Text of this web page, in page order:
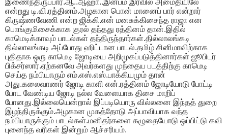
இணைந்திருப்பார்.ஆ..ஆஹா..இன்பம் இரவில் அமைதியிலே
என்றது டி.வி.ரத்தினம்.அழகான பொன் மானைப் பார் என்றார்
கிருஷ்ணவேணி என்ற ஜிக்கி.என் மனசுக்கிசைந்த ராஜா என
பொங்குமிசைக்காக குரல் தந்தது ரத்தினம் தான்.இதில்
காமெடிக்காவும் பாடல்கள் தந்திருந்தார்கள்.தில்லாலங்கடி
தில்லாலங்கடி அப்போது ஹிட்டான பாடல்.தமிழ் சினிமாவிற்காக
புதிதாக ஒரு காமெடி ஜோடியை அறிமுகப்படுத்தினார்கள் ஜூபிடர்
பிக்சர்ஸார்.ஏற்கனவே அவர்களது முந்தைய படத்திற்கு காமெடி
செய்த நம்பியாரும் எம்.எஸ்.எஸ்.பாக்கியமும் தான்
அது.கலைவாணர் ஜோடி காளி என்.ரத்தினம் ஜோடியோடு போட்டி
போட வேண்டிய ஜோடி நல்ல வேளையாக திசை மாறிப்
போனது.இல்லையென்றால் இப்படியொரு வில்லனை இந்தத் துறை
இழந்திருக்கும்.அழகான முகத்தோடு அப்பாவியாக வந்த
நம்பியாருக்கும் பாடல்கள்.மனிதர்களை கழுதையோடு ஒப்பிட்டு கவி
புனைந்த வரிகள் இன்றும் ஆச்சரியம்.